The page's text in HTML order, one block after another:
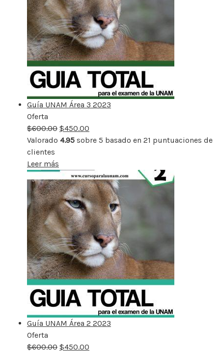
Guía UNAM Área 3 2023
Oferta
rebajado
$600.00 $450.00
Valorado 4.95 sobre 5 basado en 21 puntuaciones de
clientes
Leer más
Guía UNAM Área 2 2023
Oferta
rebajado
$600.00 $450.00